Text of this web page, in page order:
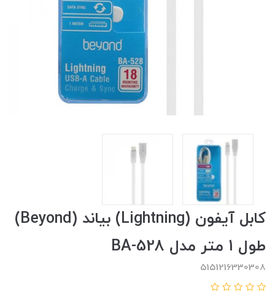
کابل آیفون (Lightning) بیاند (Beyond)
طول 1 متر مدل BA-528
5151216330308